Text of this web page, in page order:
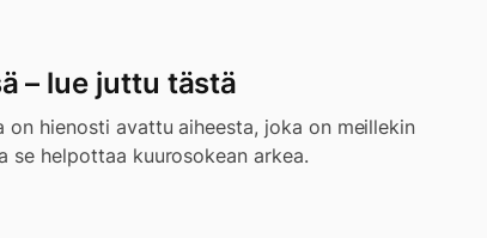
– lue juttu tästä
hienosti avattu aiheesta, joka on meillekin
se helpottaa kuurosokean arkea.